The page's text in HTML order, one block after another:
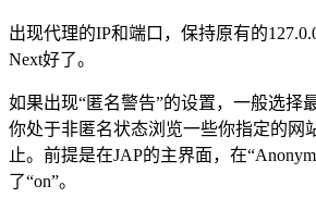
出现代理的IP和端口，保持原有的
Next好了。
如果出现“匿名警告”的设置，一般选择
你处于非匿名状态浏览一些你指定的网
止。前提是在JAP的主界面，在
了“on”。